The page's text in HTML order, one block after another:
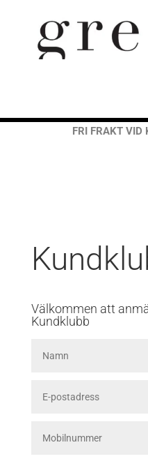
FRI FRAKT VID
Välkommen att
Kundklubb